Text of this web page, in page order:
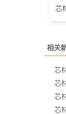
芯
相关
芯
芯
芯
芯